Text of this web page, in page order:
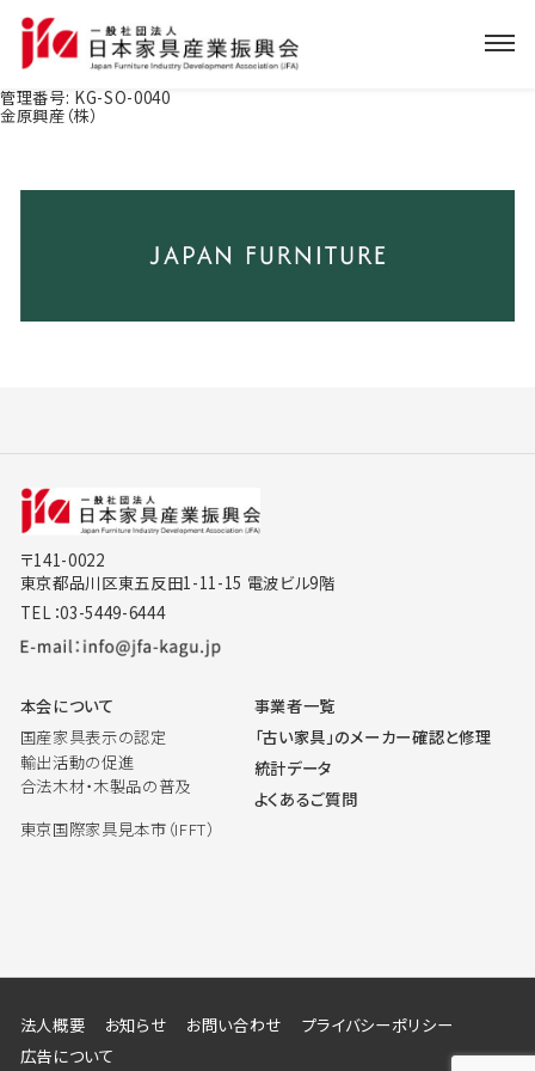
管理番号: KG-SO-0040
金原興産（株）
〒141-0022
東京都品川区東五反田1-11-15 電波ビル9階
TEL：03-5449-6444
本会について
国産家具表示の認定
輸出活動の促進
合法木材・木製品の普及
東京国際家具見本市（IFFT）
事業者一覧
「古い家具」のメーカー確認と修理
統計データ
よくあるご質問
法人概要 お知らせ お問い合わせ
プライバシーポリシー
広告について